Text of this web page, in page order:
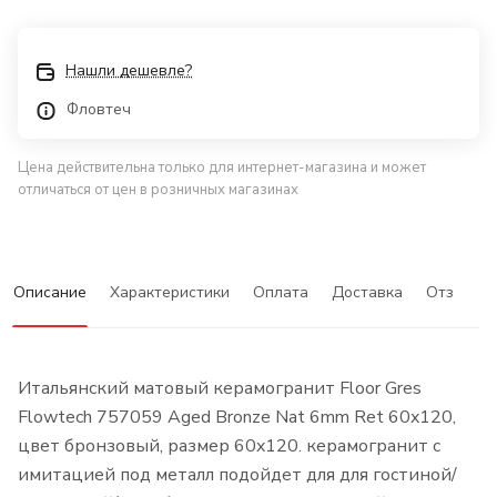
Нашли дешевле?
Фловтеч
Цена действительна только для интернет-магазина и может
отличаться от цен в розничных магазинах
Описание Характеристики Оплата Доставка Отзывы
Итальянский матовый керамогранит Floor Gres
Flowtech 757059 Aged Bronze Nat 6mm Ret 60x120,
цвет бронзовый, размер 60x120. керамогранит с
имитацией под металл подойдет для для гостиной/